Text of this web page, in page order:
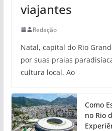
viajantes
Redação
Natal, capital do Rio
por suas praias
cultura local. Ao
Como
no Rio